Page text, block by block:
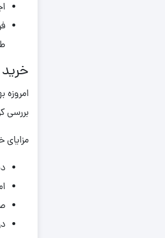
امروزه
بررسی
مزایای